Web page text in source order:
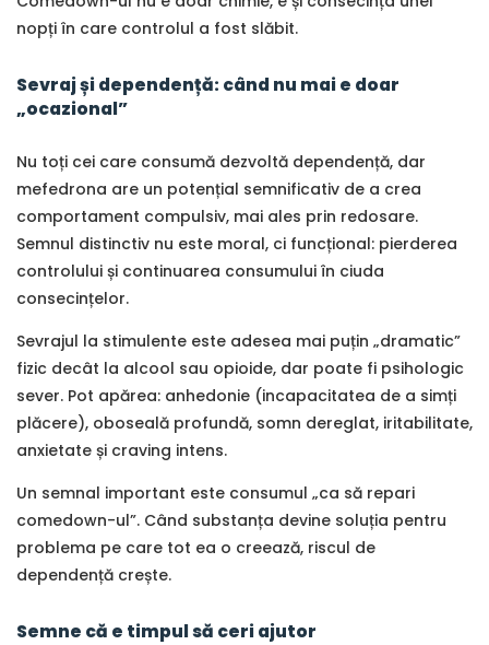
nopți în care controlul a fost slăbit.
Sevraj și dependență: când nu mai e doar
„ocazional”
Nu toți cei care consumă dezvoltă dependență, dar
mefedrona are un potențial semnificativ de a crea
comportament compulsiv, mai ales prin redosare.
Semnul distinctiv nu este moral, ci funcțional: pierderea
controlului și continuarea consumului în ciuda
consecințelor.
Sevrajul la stimulente este adesea mai puțin „dramatic”
fizic decât la alcool sau opioide, dar poate fi psihologic
sever. Pot apărea: anhedonie (incapacitatea de a simți
plăcere), oboseală profundă, somn dereglat, iritabilitate,
anxietate și craving intens.
Un semnal important este consumul „ca să repari
comedown-ul”. Când substanța devine soluția pentru
problema pe care tot ea o creează, riscul de
dependență crește.
Semne că e timpul să ceri ajutor